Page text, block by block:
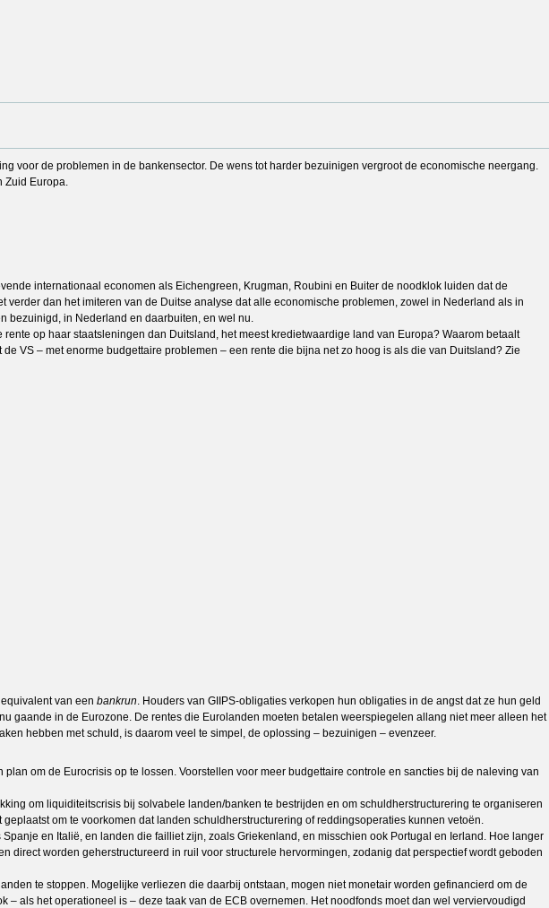
voor de problemen in de bankensector. De wens tot harder bezuinigen vergroot de economische neergang.
Zuid Europa.
internationaal economen als Eichengreen, Krugman, Roubini en Buiter de noodklok luiden dat de
dan het imiteren van de Duitse analyse dat alle economische problemen, zowel in Nederland als in
bezuinigd, in Nederland en daarbuiten, en wel nu.
op haar staatsleningen dan Duitsland, het meest kredietwaardige land van Europa? Waarom betaalt
VS – met enorme budgettaire problemen – een rente die bijna net zo hoog is als die van Duitsland? Zie
van een bankrun. Houders van GIIPS-obligaties verkopen hun obligaties in de angst dat ze hun geld
gaande in de Eurozone. De rentes die Eurolanden moeten betalen weerspiegelen allang niet meer alleen het
hebben met schuld, is daarom veel te simpel, de oplossing – bezuinigen – evenzeer.
om de Eurocrisis op te lossen. Voorstellen voor meer budgettaire controle en sancties bij de naleving van
om liquiditeitscrisis bij solvabele landen/banken te bestrijden en om schuldherstructurering te organiseren
om te voorkomen dat landen schuldherstructurering of reddingsoperaties kunnen vetoën.
en Italië, en landen die failliet zijn, zoals Griekenland, en misschien ook Portugal en Ierland. Hoe langer
worden geherstructureerd in ruil voor structurele hervormingen, zodanig dat perspectief wordt geboden
te stoppen. Mogelijke verliezen die daarbij ontstaan, mogen niet monetair worden gefinancierd om de
als het operationeel is – deze taak van de ECB overnemen. Het noodfonds moet dan wel verviervoudigd